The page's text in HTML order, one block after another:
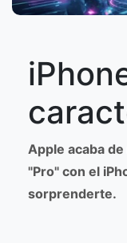
Apple acaba
"Pro" con el
sorprenderte.